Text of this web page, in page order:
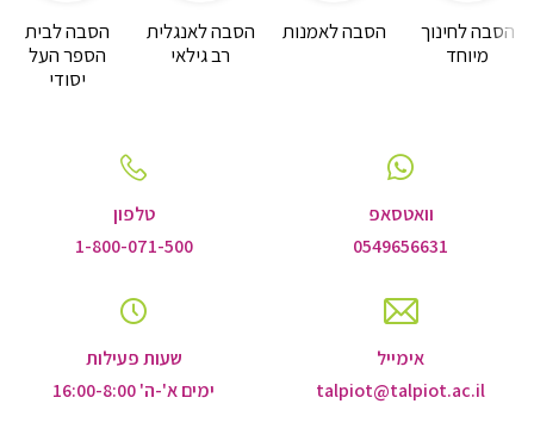
לשקופית
הקודמת
הסבה לבית
הספר העל
יסודי
הסבה לאנגלית
רב גילאי
הסבה לאמנות
הסבה לחינוך
מיוחד
וואטסאפ
0549656631
טלפון
1-800-071-500
אימייל
talpiot@talpiot.ac.il
שעות פעילות
ימים א'-ה' 16:00-8:00